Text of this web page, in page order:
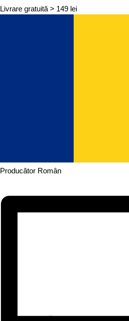
Livrare gratuită > 149 lei
Producător Român